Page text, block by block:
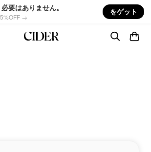
要はありません。
→
をゲット